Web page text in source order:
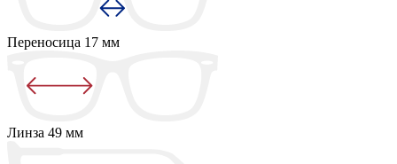
Переносица 17 мм
Линза 49 мм